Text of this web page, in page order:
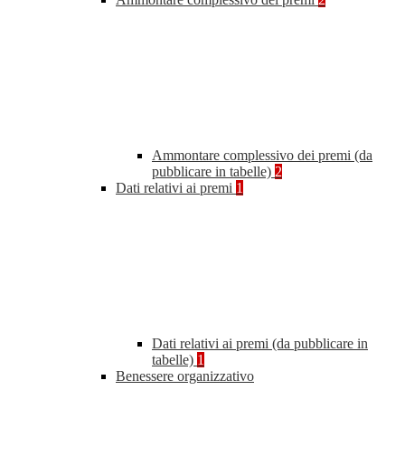
Ammontare complessivo dei premi (da
pubblicare in tabelle) 2
Dati relativi ai premi 1
Dati relativi ai premi (da pubblicare in
tabelle) 1
Benessere organizzativo